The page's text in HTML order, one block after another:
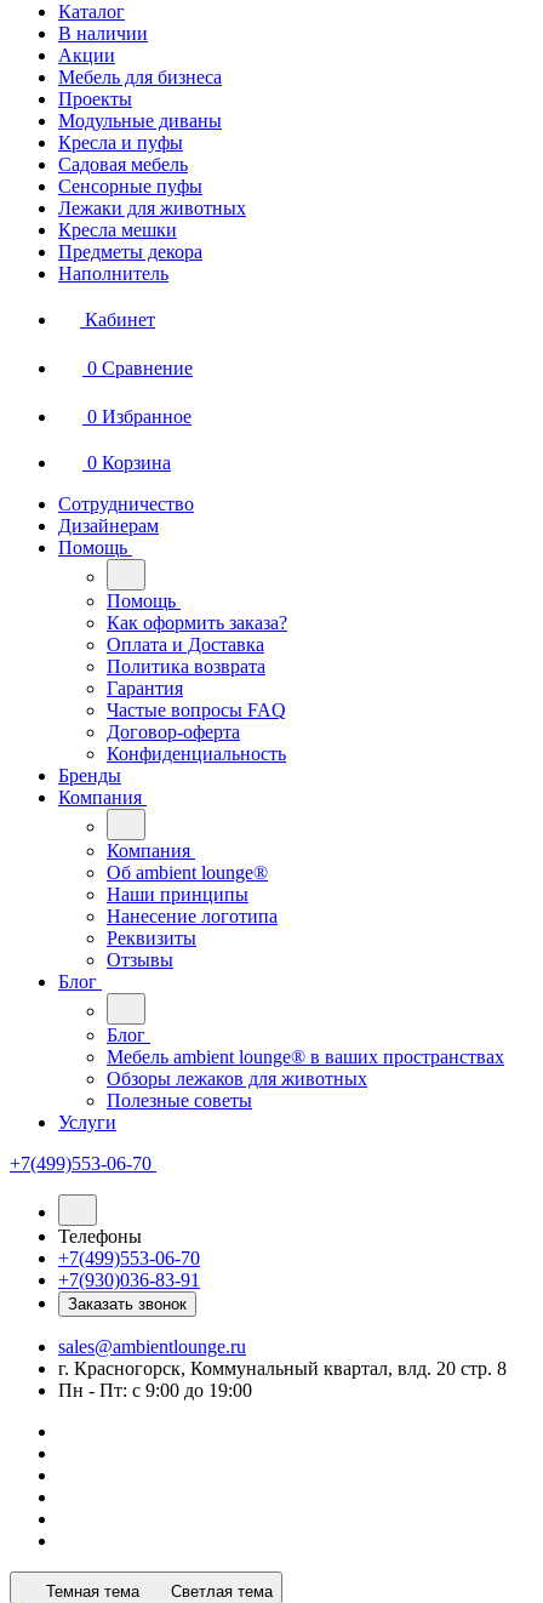
Каталог
В наличии
Акции
Мебель для бизнеса
Проекты
Модульные диваны
Кресла и пуфы
Садовая мебель
Сенсорные пуфы
Лежаки для животных
Кресла мешки
Предметы декора
Наполнитель
Кабинет
0 Сравнение
0 Избранное
0 Корзина
Сотрудничество
Дизайнерам
Помощь
Помощь
Как оформить заказа?
Оплата и Доставка
Политика возврата
Гарантия
Частые вопросы FAQ
Договор-оферта
Конфиденциальность
Бренды
Компания
Компания
Oб ambient lounge®
Наши принципы
Нанесение логотипа
Реквизиты
Отзывы
Блог
Блог
Мебель ambient lounge® в ваших пространствах
Обзоры лежаков для животных
Полезные советы
Услуги
+7(499)553-06-70
Телефоны
+7(499)553-06-70
+7(930)036-83-91
Заказать звонок
sales@ambientlounge.ru
г. Красногорск, Коммунальный квартал, влд. 20 стр. 8
Пн - Пт: с 9:00 до 19:00
Темная тема Светлая тема